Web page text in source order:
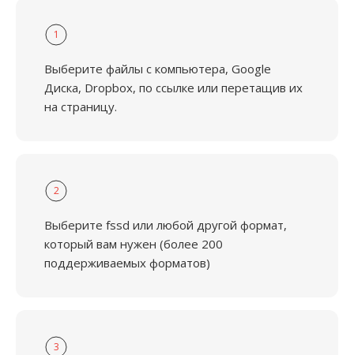
1
Выберите файлы с компьютера, Google
Диска, Dropbox, по ссылке или перетащив их
на страницу.
2
Выберите fssd или любой другой формат,
который вам нужен (более 200
поддерживаемых форматов)
3